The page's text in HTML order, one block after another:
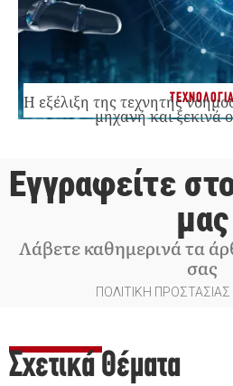
Η εξέλιξη της τεχνητής
μηχανή και ξεκινά
Εγγραφείτε
μας
Λάβετε καθημερινά τα
σας
ΠΟΛΙΤΙΚΗ
Σχετικά Θέματα